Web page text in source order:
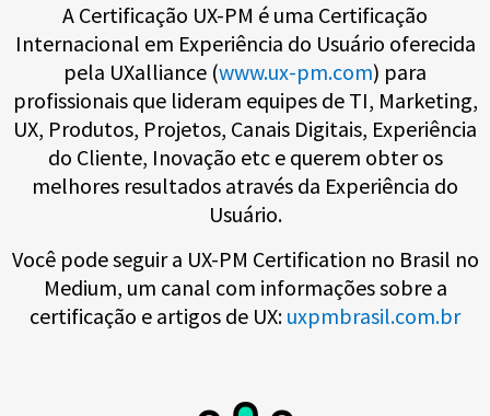
A Certificação UX-PM é uma Certificação
Internacional em Experiência do Usuário oferecida
pela UXalliance (www.ux-pm.com) para
profissionais que lideram equipes de TI, Marketing,
UX, Produtos, Projetos, Canais Digitais, Experiência
do Cliente, Inovação etc e querem obter os
melhores resultados através da Experiência do
Usuário.
Você pode seguir a UX-PM Certification no Brasil no
Medium, um canal com informações sobre a
certificação e artigos de UX: uxpmbrasil.com.br